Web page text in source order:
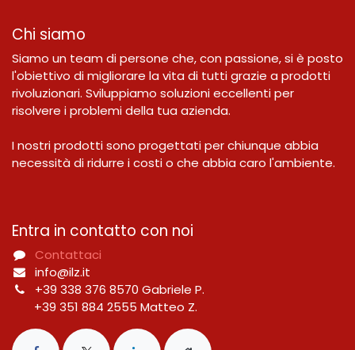
Chi siamo
Siamo un team di persone che, con passione, si è posto
l'obiettivo di migliorare la vita di tutti grazie a prodotti
rivoluzionari. Sviluppiamo soluzioni eccellenti per
risolvere i problemi della tua azienda.
I nostri prodotti sono progettati per chiunque abbia
necessità di ridurre i costi o che abbia caro l'ambiente.
Entra in contatto con noi
Contattaci
info@ilz.it
+39 338 376 8570 Gabriele P.
+39 351 884 2555 Matteo Z.